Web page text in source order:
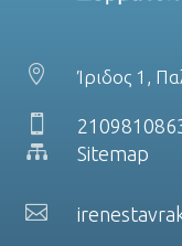
 Ίριδος 1,


Sitemap
